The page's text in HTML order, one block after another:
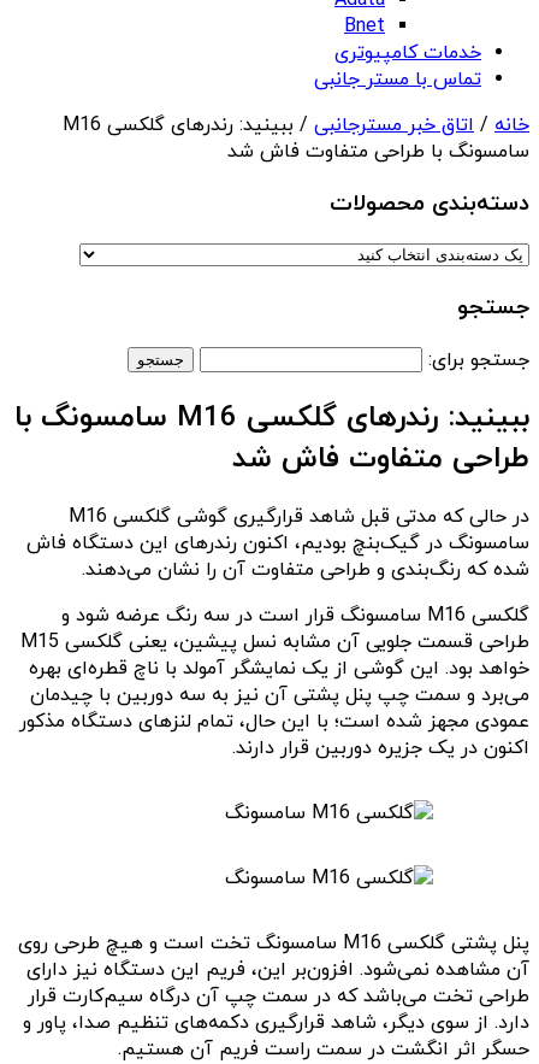
Bnet
خدمات کامپیوتری
تماس با مستر جانبی
خانه / اتاق خبر مسترجانبی
/ ببینید: رندرهای گلکسی M16
سامسونگ با طراحی متفاوت فاش شد
دسته‌بندی‌ محصولات
جستجو
جستجو برای:
ببینید: رندرهای گلکسی M16 سامسونگ با
طراحی متفاوت فاش شد
در حالی که مدتی قبل شاهد قرارگیری گوشی گلکسی M16
سامسونگ در گیک‌بنچ بودیم، اکنون رندرهای این دستگاه فاش
شده‌ که رنگ‌بندی و طراحی متفاوت آن را نشان می‌دهند.
گلکسی M16 سامسونگ قرار است در سه رنگ عرضه شود و
طراحی قسمت جلویی آن مشابه نسل پیشین، یعنی گلکسی M15
خواهد بود. این گوشی از یک نمایشگر آمولد با ناچ قطره‌ای بهره
می‌برد و سمت چپ پنل پشتی آن نیز به سه دوربین با چیدمان
عمودی مجهز شده است؛ با این حال، تمام لنزهای دستگاه مذکور
اکنون در یک جزیره دوربین قرار دارند.
پنل پشتی گلکسی M16 سامسونگ تخت است و هیچ طرحی روی
آن مشاهده نمی‌شود. افزون‌بر این، فریم این دستگاه نیز دارای
طراحی تخت می‌باشد که در سمت چپ آن درگاه سیم‌کارت قرار
دارد. از سوی دیگر، شاهد قرارگیری دکمه‌های تنظیم صدا، پاور و
حسگر اثر انگشت در سمت راست فریم آن هستیم.